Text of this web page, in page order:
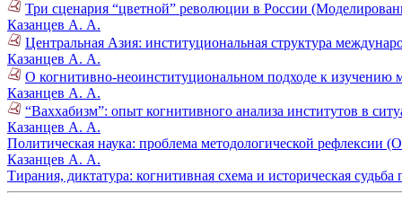
Три сценария “цветной” революции в России
Казанцев А. А.
Центральная Азия: институциональная структура
Казанцев А. А.
О когнитивно-неоинституциональном подходе к
Казанцев А. А.
“Ваххабизм”: опыт когнитивного анализа институтов в
Казанцев А. А.
Политическая наука: проблема методологической рефлексии
Казанцев А. А.
Тирания, диктатура: когнитивная схема и историческая